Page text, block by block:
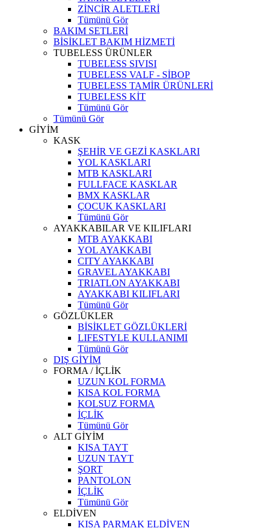
ZİNCİR ALETLERİ
Tümünü Gör
BAKIM SETLERİ
BİSİKLET BAKIM HİZMETİ
TUBELESS ÜRÜNLER
TUBELESS SIVISI
TUBELESS VALF - SİBOP
TUBELESS TAMİR ÜRÜNLERİ
TUBELESS KİT
Tümünü Gör
Tümünü Gör
GİYİM
KASK
ŞEHİR VE GEZİ KASKLARI
YOL KASKLARI
MTB KASKLARI
FULLFACE KASKLAR
BMX KASKLAR
ÇOCUK KASKLARI
Tümünü Gör
AYAKKABILAR VE KILIFLARI
MTB AYAKKABI
YOL AYAKKABI
CITY AYAKKABI
GRAVEL AYAKKABI
TRIATLON AYAKKABI
AYAKKABI KILIFLARI
Tümünü Gör
GÖZLÜKLER
BİSİKLET GÖZLÜKLERİ
LIFESTYLE KULLANIMI
Tümünü Gör
DIŞ GİYİM
FORMA / İÇLİK
UZUN KOL FORMA
KISA KOL FORMA
KOLSUZ FORMA
İÇLİK
Tümünü Gör
ALT GİYİM
KISA TAYT
UZUN TAYT
ŞORT
PANTOLON
İÇLİK
Tümünü Gör
ELDİVEN
KISA PARMAK ELDİVEN